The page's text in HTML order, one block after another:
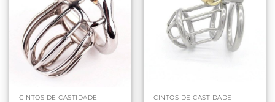
CINTOS DE CASTIDADE CINTOS DE CASTIDADE